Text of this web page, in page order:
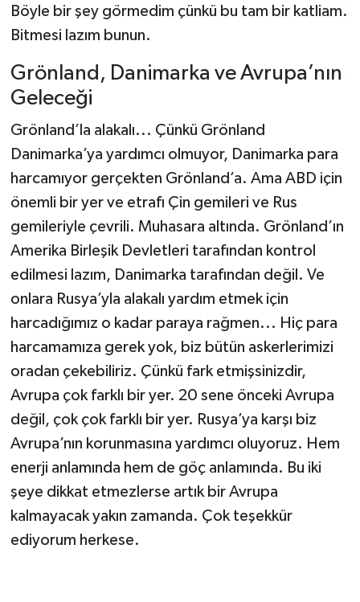
Böyle bir şey görmedim çünkü bu tam bir katliam.
Bitmesi lazım bunun.
Grönland, Danimarka ve Avrupa’nın
Geleceği
Grönland’la alakalı... Çünkü Grönland
Danimarka’ya yardımcı olmuyor, Danimarka para
harcamıyor gerçekten Grönland’a. Ama ABD için
önemli bir yer ve etrafı Çin gemileri ve Rus
gemileriyle çevrili. Muhasara altında. Grönland’ın
Amerika Birleşik Devletleri tarafından kontrol
edilmesi lazım, Danimarka tarafından değil. Ve
onlara Rusya’yla alakalı yardım etmek için
harcadığımız o kadar paraya rağmen... Hiç para
harcamamıza gerek yok, biz bütün askerlerimizi
oradan çekebiliriz. Çünkü fark etmişsinizdir,
Avrupa çok farklı bir yer. 20 sene önceki Avrupa
değil, çok çok farklı bir yer. Rusya’ya karşı biz
Avrupa’nın korunmasına yardımcı oluyoruz. Hem
enerji anlamında hem de göç anlamında. Bu iki
şeye dikkat etmezlerse artık bir Avrupa
kalmayacak yakın zamanda. Çok teşekkür
ediyorum herkese.